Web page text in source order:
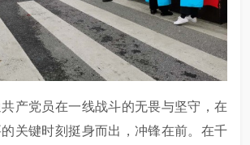
产党员在一线战斗的无畏与坚守，在
关键时刻挺身而出，冲锋在前。在千